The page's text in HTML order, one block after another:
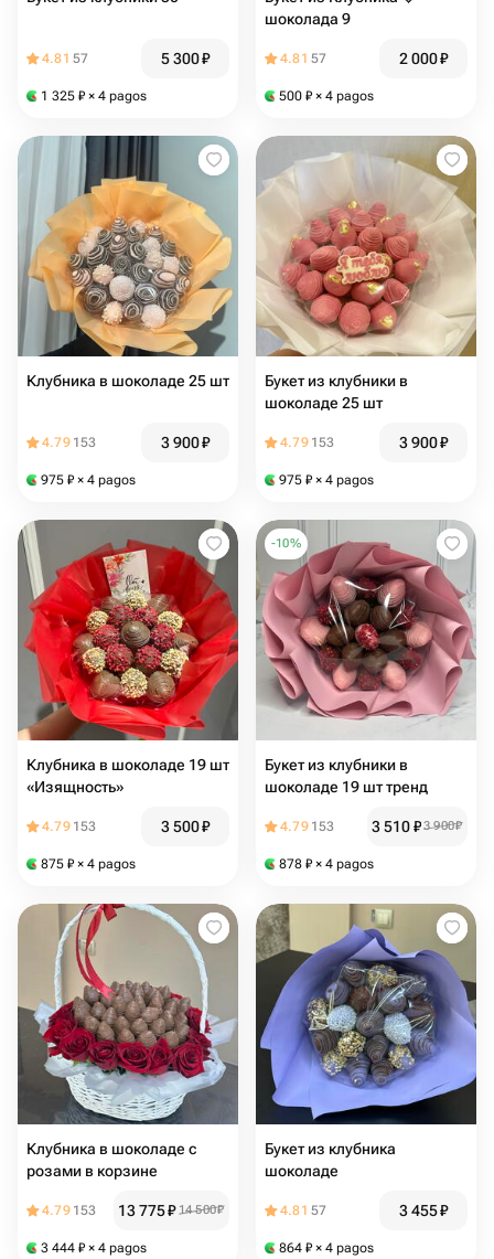
4.81 57 5 300₽
1 325 ₽ × 4 pagos
шоколада 9
4.81 57 2 000₽
500 ₽ × 4 pagos
Клубника в шоколаде 25 шт
4.79 153 3 900₽
975 ₽ × 4 pagos
Букет из клубники в
шоколаде 25 шт
4.79 153 3 900₽
975 ₽ × 4 pagos
Клубника в шоколаде 19 шт
«Изящность»
4.79 153 3 500₽
875 ₽ × 4 pagos
-10%
Букет из клубники в
шоколаде 19 шт тренд
4.79 153 3 510₽3 900₽
878 ₽ × 4 pagos
Клубника в шоколаде с
розами в корзине
4.79 153 13 775₽ 14 500₽
3 444 ₽ × 4 pagos
Букет из клубника
шоколаде
4.81 57 3 455₽
864 ₽ × 4 pagos